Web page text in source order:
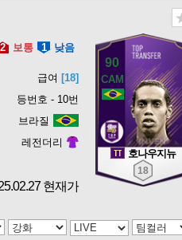
2 보통 1 낮음
급여 [18]
등번호 - 10번
브라질
레전더리
현재가
90
호나우지뉴
18